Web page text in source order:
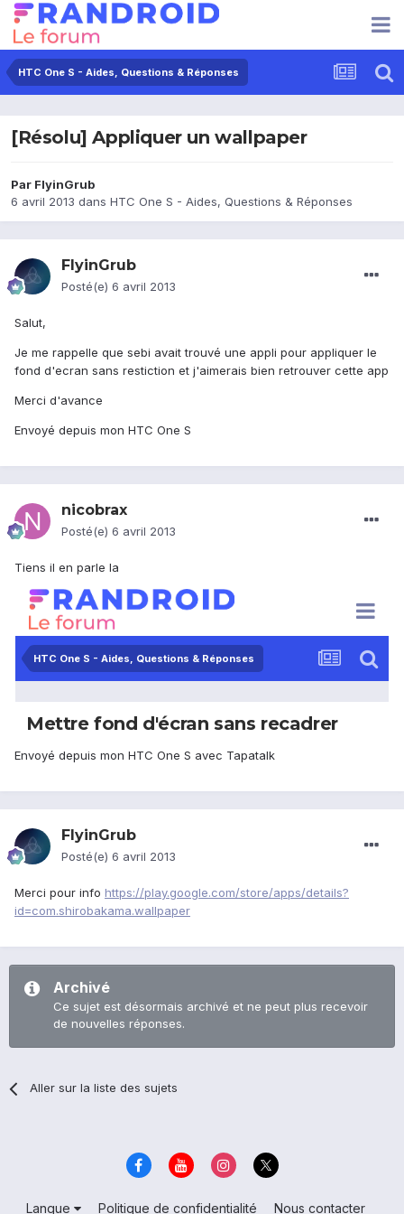
HTC One S - Aides, Questions & Réponses
[Résolu] Appliquer un wallpaper
Par FlyinGrub
6 avril 2013 dans HTC One S - Aides, Questions & Réponses
FlyinGrub
Posté(e) 6 avril 2013
Salut,
Je me rappelle que sebi avait trouvé une appli pour appliquer le
fond d'ecran sans restiction et j'aimerais bien retrouver cette app
Merci d'avance
Envoyé depuis mon HTC One S
nicobrax
Posté(e) 6 avril 2013
Tiens il en parle la
Envoyé depuis mon HTC One S avec Tapatalk
FlyinGrub
Posté(e) 6 avril 2013
Merci pour info https://play.google.com/store/apps/details?
id=com.shirobakama.wallpaper
Archivé
Ce sujet est désormais archivé et ne peut plus recevoir
de nouvelles réponses.
Aller sur la liste des sujets
Langue Politique de confidentialité Nous contacter